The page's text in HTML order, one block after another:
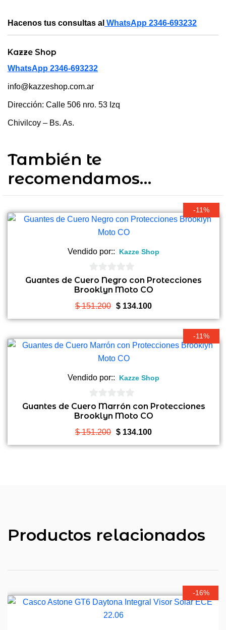
Hacenos tus consultas al WhatsApp 2346-693232
Kazze Shop
WhatsApp 2346-693232
info@kazzeshop.com.ar
Dirección: Calle 506 nro. 53 Izq
Chivilcoy – Bs. As.
También te
recomendamos…
-11%
Vendido por:: Kazze Shop
0
de
5
Guantes de Cuero Negro con Protecciones
Brooklyn Moto CO
$151.200 El
precio
era:
$ 151.200.
$ 134.100El
precio
es:
-11%
Vendido por:: Kazze Shop
0
de
5
Guantes de Cuero Marrón con Protecciones
Brooklyn Moto CO
$151.200 El
precio
$ 134.100El
precio
Productos relacionados
-16%